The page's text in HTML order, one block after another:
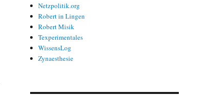
Netzpolitik.org
Robert in Lingen
Robert Misik
Texperimentales
WissensLog
Zynaesthesie